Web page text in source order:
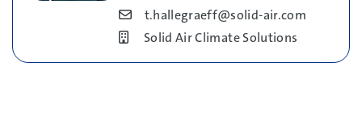
Blog_field_E-mail
t.hallegraeff@solid-air.com
Bedrijf
Solid Air Climate Solutions